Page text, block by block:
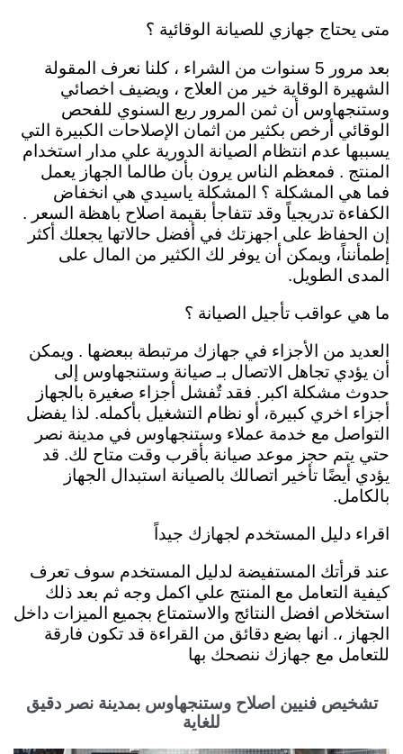
متى يحتاج جهازي للصيانة الوقائية ؟
بعد مرور 5 سنوات من الشراء ، كلنا نعرف المقولة
الشهيرة الوقاية خير من العلاج ، ويضيف اخصائي
وستنجهاوس أن ثمن المرور ربع السنوي للفحص
الوقائي أرخص بكثير من اثمان الإصلاحات الكبيرة التي
يسببها عدم انتظام الصيانة الدورية علي مدار استخدام
المنتج . فمعظم الناس يرون بأن طالما الجهاز يعمل
فما هي المشكلة ؟ المشكلة ياسيدي هي انخفاض
الكفاءة تدريجياً وقد تتفاجأ بقيمة اصلاح باهظة السعر .
إن الحفاظ على اجهزتك في أفضل حالاتها يجعلك أكثر
إطمأنناً، ويمكن أن يوفر لك الكثير من المال على
المدى الطويل.
ما هي عواقب تأجيل الصيانة ؟
العديد من الأجزاء في جهازك مرتبطة ببعضها . ويمكن
أن يؤدي تجاهل الاتصال بـ صيانة وستنجهاوس إلى
حدوث مشكلة اكبر. فقد تٌفشل أجزاء صغيرة بالجهاز
أجزاء اخري كبيرة، أو نظام التشغيل بأكمله. لذا يفضل
التواصل مع خدمة عملاء وستنجهاوس في مدينة نصر
حتي يتم حجز موعد صيانة بأقرب وقت متاح لك. قد
يؤدي أيضًا تأخير اتصالك بالصيانة استبدال الجهاز
بالكامل.
اقراء دليل المستخدم لجهازك جيداً
عند قرأتك المستفيضة لدليل المستخدم سوف تعرف
كيفية التعامل مع المنتج علي اكمل وجه ثم بعد ذلك
استخلاص افضل النتائج والاستمتاع بجميع الميزات داخل
الجهاز ،. انها بضع دقائق من القراءة قد تكون فارقة
للتعامل مع جهازك ننصحك بها
تشخيص فنيين اصلاح وستنجهاوس بمدينة نصر دقيق
للغاية